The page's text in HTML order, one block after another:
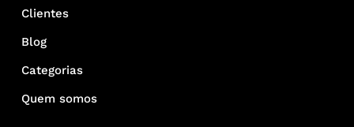
Clientes
Blog
Categorias
Quem somos